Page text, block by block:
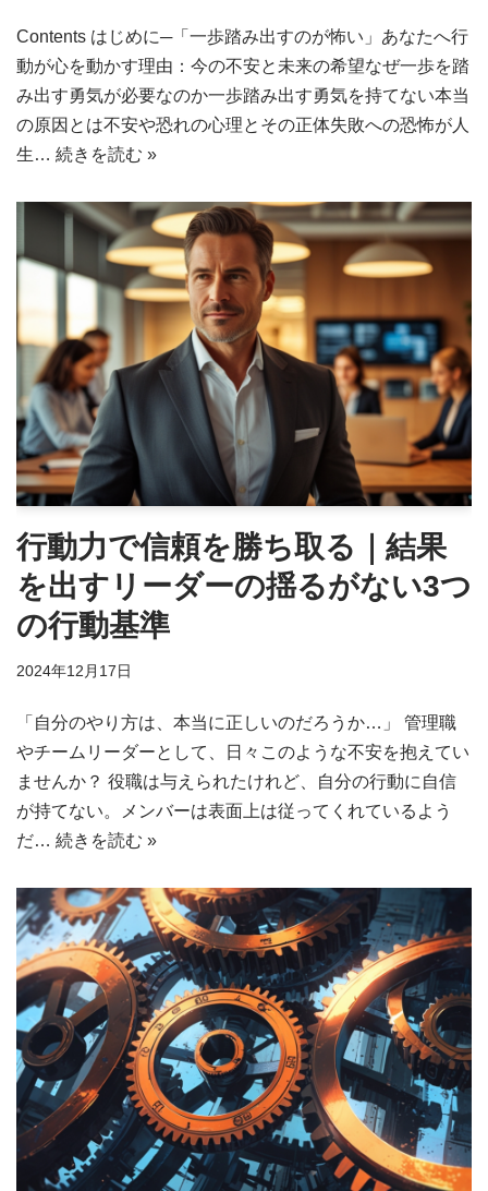
Contents はじめに─「一歩踏み出すのが怖い」あなたへ行
動が心を動かす理由：今の不安と未来の希望なぜ一歩を踏
み出す勇気が必要なのか一歩踏み出す勇気を持てない本当
の原因とは不安や恐れの心理とその正体失敗への恐怖が人
生… 続きを読む »
行動力で信頼を勝ち取る｜結果
を出すリーダーの揺るがない3つ
の行動基準
2024年12月17日
「自分のやり方は、本当に正しいのだろうか…」 管理職
やチームリーダーとして、日々このような不安を抱えてい
ませんか？ 役職は与えられたけれど、自分の行動に自信
が持てない。メンバーは表面上は従ってくれているよう
だ… 続きを読む »